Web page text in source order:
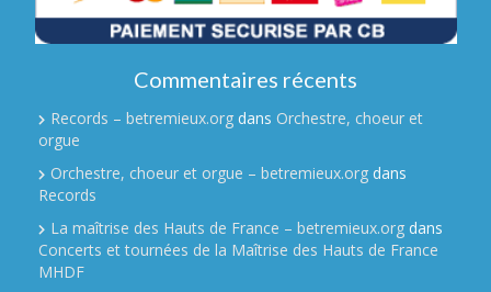
Commentaires récents
Records – betremieux.org dans Orchestre, choeur et
orgue
Orchestre, choeur et orgue – betremieux.org dans
Records
La maîtrise des Hauts de France – betremieux.org dans
Concerts et tournées de la Maîtrise des Hauts de France
MHDF